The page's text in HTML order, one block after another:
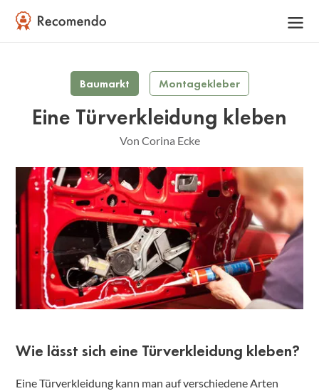
Baumarkt Montagekleber
Eine Türverkleidung kleben
Von Corina Ecke
Wie lässt sich eine Türverkleidung kleben?
Eine Türverkleidung kann man auf verschiedene Arten